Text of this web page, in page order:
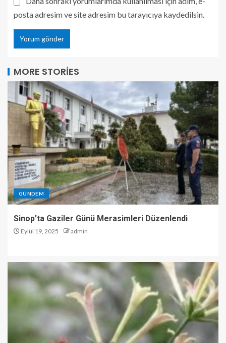
posta adresim ve site adresim bu tarayıcıya kaydedilsin.
MORE STORIES
GÜNDEM
Sinop’ta Gaziler Günü Merasimleri Düzenlendi
Eylül 19, 2025 admin